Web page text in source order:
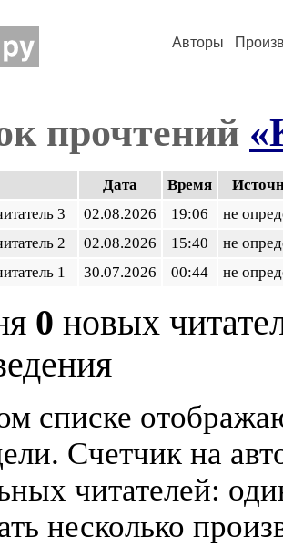
Авторы
прочтений
Дата Время
3
02.08.2026 19:06
не
2
02.08.2026 15:40
не
1
30.07.2026 00:44 не
0 новых
списке
Счетчик на
читателей:
несколько